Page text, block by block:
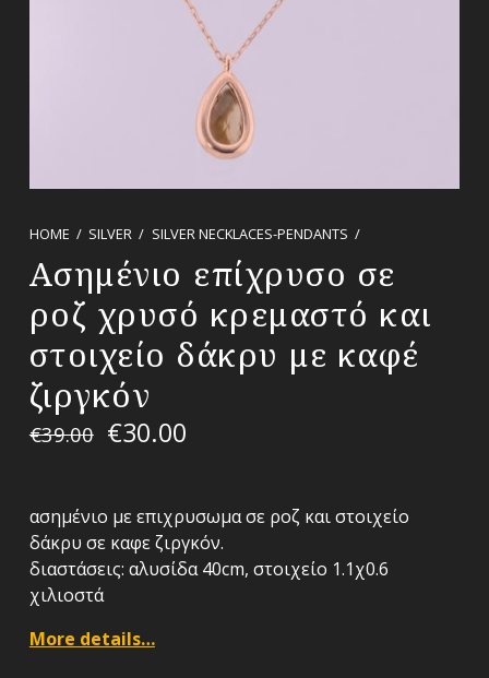
HOME / SILVER / SILVER NECKLACES-PENDANTS /
Ασημένιο επίχρυσο σε
ροζ χρυσό κρεμαστό και
στοιχείο δάκρυ με καφέ
ζιργκόν
€39.00 €30.00
ασημένιο με επιχρυσωμα σε ροζ και στοιχείο
δάκρυ σε καφε ζιργκόν.
διαστάσεις: αλυσίδα 40cm, στοιχείο 1.1χ0.6
χιλιοστά
More details…